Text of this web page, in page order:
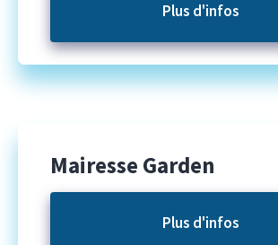
Plus d'infos
Mairesse Garden
Plus d'infos